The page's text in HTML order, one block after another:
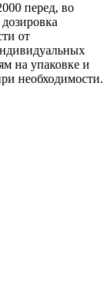
перед, во
от
на упаковке и
необходимости.